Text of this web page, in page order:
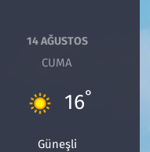
14 AĞUSTOS
CUMA
16°
Güneşli